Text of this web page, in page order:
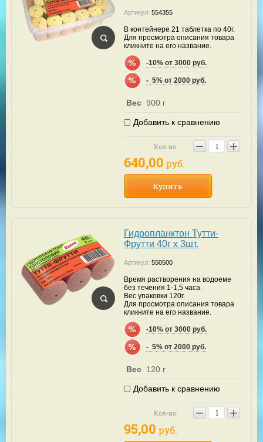
Артикул: 554355
В контейнере 21 таблетка по 40г.
Для просмотра описания товара
кликните на его название.
-10% от 3000 руб.
-  5% от 2000 руб.
Вес 900 г
Добавить к сравнению
Кол-во: − +
640,00 руб.
Купить
Гидропланктон Тутти-
Фрутти 40г х 3шт.
Артикул: 550500
Время растворения на водоеме
без течения 1-1,5 часа.
Вес упаковки 120г.
Для просмотра описания товара
кликните на его название.
-10% от 3000 руб.
-  5% от 2000 руб.
Вес 120 г
Добавить к сравнению
Кол-во: − +
95,00 руб.